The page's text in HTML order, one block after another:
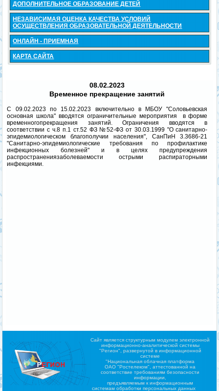
ДОПОЛНИТЕЛЬНОЕ ОБРАЗОВАНИЕ ДЕТЕЙ
НЕЗАВИСИМАЯ ОЦЕНКА КАЧЕСТВА УСЛОВИЙ
ОСУЩЕСТВЛЕНИЯ ОБРАЗОВАТЕЛЬНОЙ ДЕЯТЕЛЬНОСТИ
ОНЛАЙН - ПРИЕМНАЯ
КАРТА САЙТА
08.02.2023
Временное прекращение занятий
С 09.02.2023 по 15.02.2023 включительно в МБОУ "Соловьевская
основная школа" вводятся ограничительные мероприятия в форме
временногопрекращения занятий. Ограничения вводятся в
соответствии с ч.8 п.1 ст.52 ФЗ №52-ФЗ от 30.03.1999 "О санитарно-
эпидемиологическом благополучии населения", СанПиН 3.3686-21
"Санитарно-эпидемиологические требования по профилактике
инфекционных болезней" и в целях предупреждения
распространениязаболеваемости острыми распираторными
инфекциями.
Сайт является структурным модулем электронной
информационно-аналитической системы
"Регион",развернутой в информационной
системе
"Национальная облачная платформа
ОАО "Ростелеком", аттестованной на
соответствие требованиям безопасности
информации,
предъявляемым к информационным
системам обработки персональных данных